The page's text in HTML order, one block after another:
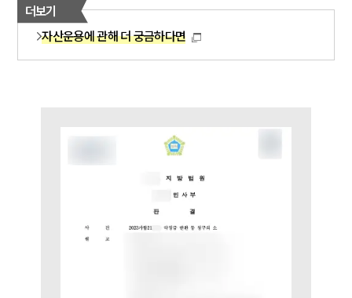
업무분야
금융·자본시장그룹 업무
금융전문변호사
소식/자료
더보기
자산운용에 관해 더 궁금하다면